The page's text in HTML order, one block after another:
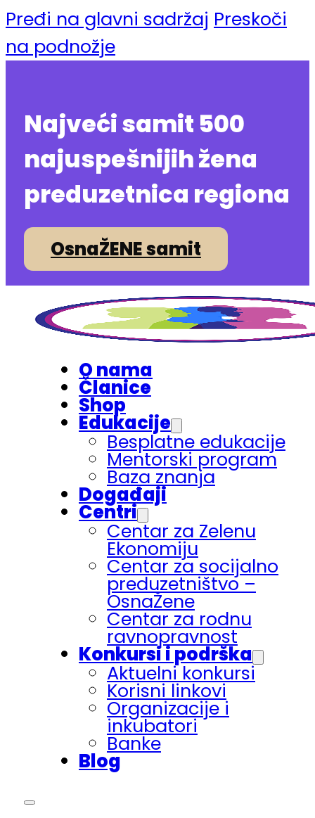
Pređi na glavni sadržaj Preskoči
na podnožje
Najveći samit 500
najuspešnijih žena
preduzetnica regiona
OsnaŽENE samit
O nama
Članice
Shop
Edukacije
Besplatne edukacije
Mentorski program
Baza znanja
Događaji
Centri
Centar za Zelenu
Ekonomiju
Centar za socijalno
preduzetništvo –
OsnaŽene
Centar za rodnu
ravnopravnost
Konkursi i podrška
Aktuelni konkursi
Korisni linkovi
Organizacije i
inkubatori
Banke
Blog